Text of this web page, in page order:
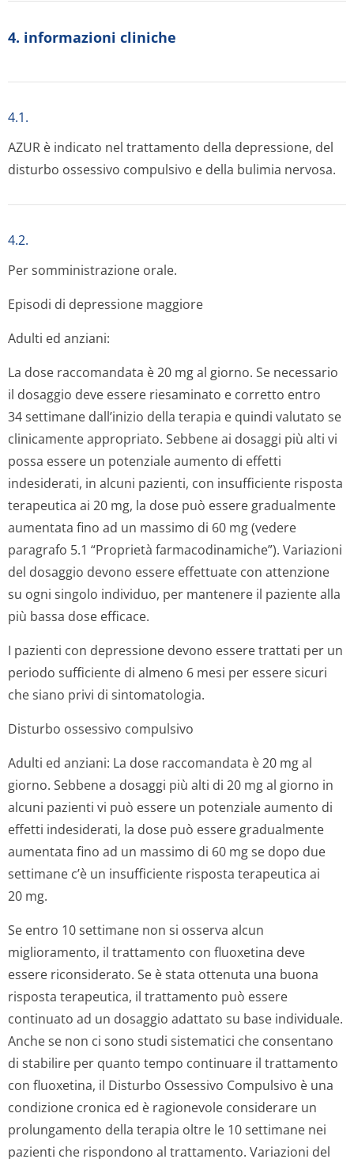
4. informazioni cliniche
4.1.
AZUR è indicato nel trattamento della depressione, del
disturbo ossessivo compulsivo e della bulimia nervosa.
4.2.
Per somministrazione orale.
Episodi di depressione maggiore
Adulti ed anziani:
La dose raccomandata è 20 mg al giorno. Se necessario
il dosaggio deve essere riesaminato e corretto entro
34 settimane dall’inizio della terapia e quindi valutato se
clinicamente appropriato. Sebbene ai dosaggi più alti vi
possa essere un potenziale aumento di effetti
indesiderati, in alcuni pazienti, con insufficiente risposta
terapeutica ai 20 mg, la dose può essere gradualmente
aumentata fino ad un massimo di 60 mg (vedere
paragrafo 5.1 “Proprietà farmacodinamiche”). Variazioni
del dosaggio devono essere effettuate con attenzione
su ogni singolo individuo, per mantenere il paziente alla
più bassa dose efficace.
I pazienti con depressione devono essere trattati per un
periodo sufficiente di almeno 6 mesi per essere sicuri
che siano privi di sintomatologia.
Disturbo ossessivo compulsivo
Adulti ed anziani: La dose raccomandata è 20 mg al
giorno. Sebbene a dosaggi più alti di 20 mg al giorno in
alcuni pazienti vi può essere un potenziale aumento di
effetti indesiderati, la dose può essere gradualmente
aumentata fino ad un massimo di 60 mg se dopo due
settimane c’è un insufficiente risposta terapeutica ai
20 mg.
Se entro 10 settimane non si osserva alcun
miglioramento, il trattamento con fluoxetina deve
essere riconsiderato. Se è stata ottenuta una buona
risposta terapeutica, il trattamento può essere
continuato ad un dosaggio adattato su base individuale.
Anche se non ci sono studi sistematici che consentano
di stabilire per quanto tempo continuare il trattamento
con fluoxetina, il Disturbo Ossessivo Compulsivo è una
condizione cronica ed è ragionevole considerare un
prolungamento della terapia oltre le 10 settimane nei
pazienti che rispondono al trattamento. Variazioni del